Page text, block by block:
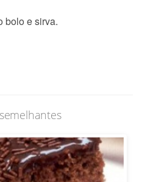
bolo e sirva.